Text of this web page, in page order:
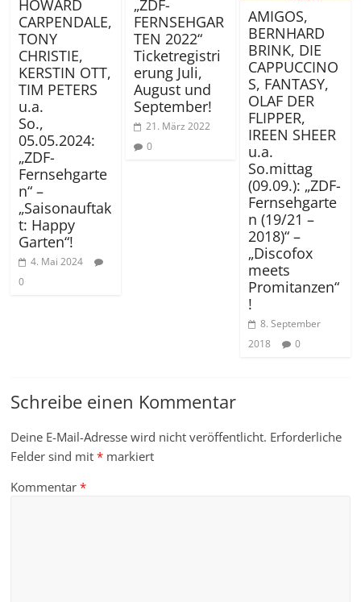
HOWARD
CARPENDALE,
TONY
CHRISTIE,
KERSTIN OTT,
TIM PETERS
u.a.
So.,
05.05.2024:
„ZDF-
Fernsehgarte
n“ –
„Saisonauftak
t: Happy
Garten“!
4. Mai 2024
0
„ZDF-
FERNSEHGAR
TEN 2022“
Ticketregistri
erung Juli,
August und
September!
21. März 2022
0
AMIGOS,
BERNHARD
BRINK, DIE
CAPPUCCINO
S, FANTASY,
OLAF DER
FLIPPER,
IREEN SHEER
u.a.
So.mittag
(09.09.): „ZDF-
Fernsehgarte
n (19/21 –
2018)“ –
„Discofox
meets
Promitanzen“
!
8. September
2018
0
Schreibe einen Kommentar
Deine E-Mail-Adresse wird nicht veröffentlicht. Erforderliche
Felder sind mit* markiert
Kommentar*